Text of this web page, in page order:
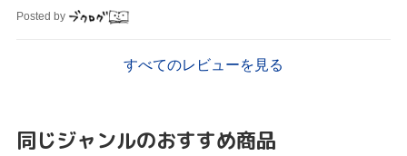
Posted by
すべてのレビューを見る
同じジャンルのおすすめ商品